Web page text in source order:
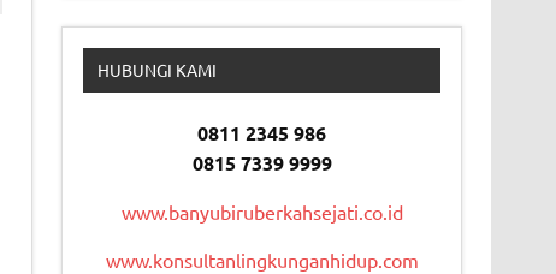
HUBUNGI KAMI
0811 2345 986
0815 7339 9999
www.banyubiruberkahsejati.co.id
www.konsultanlingkunganhidup.com